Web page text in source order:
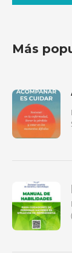
Más